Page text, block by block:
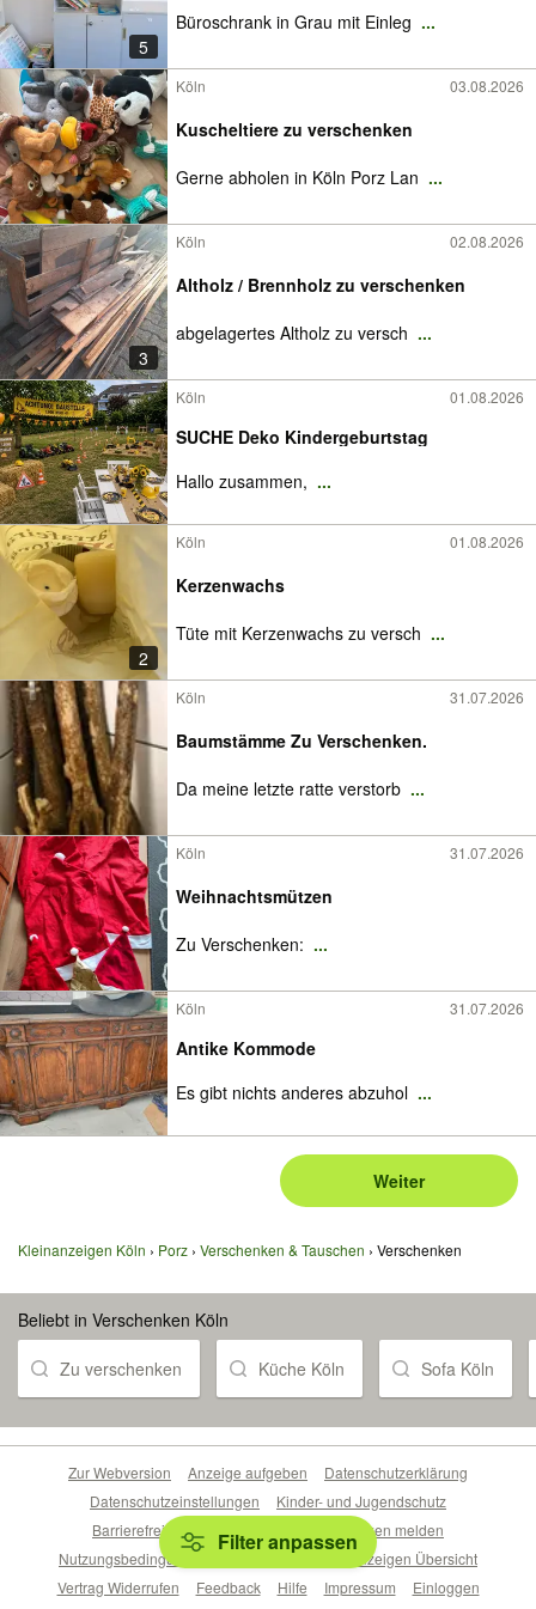
5
Büroschrank in Grau mit Einleg ...
Köln 03.08.2026
Kuscheltiere zu verschenken
Gerne abholen in Köln Porz Lan ...
3
Köln 02.08.2026
Altholz / Brennholz zu verschenken
abgelagertes Altholz zu versch ...
Köln 01.08.2026
SUCHE Deko Kindergeburtstag
Hallo zusammen, ...
2
Köln 01.08.2026
Kerzenwachs
Tüte mit Kerzenwachs zu versch ...
Köln 31.07.2026
Baumstämme Zu Verschenken.
Da meine letzte ratte verstorb ...
Köln 31.07.2026
Weihnachtsmützen
Zu Verschenken: ...
Köln 31.07.2026
Antike Kommode
Es gibt nichts anderes abzuhol ...
Weiter
Kleinanzeigen Köln Porz Verschenken & Tauschen Verschenken
Beliebt in Verschenken Köln
Zu verschenken Küche Köln Sofa Köln
Filter anpassen
Zur Webversion Anzeige aufgeben
Datenschutzerklärung
Datenschutzeinstellungen
Kinder- und Jugendschutz
Barrierefreiheitserklärung
Sicherheitslücken melden
Nutzungsbedingungen
Beliebte Suchen
Anzeigen Übersicht
Vertrag Widerrufen
Feedback Hilfe Impressum Einloggen